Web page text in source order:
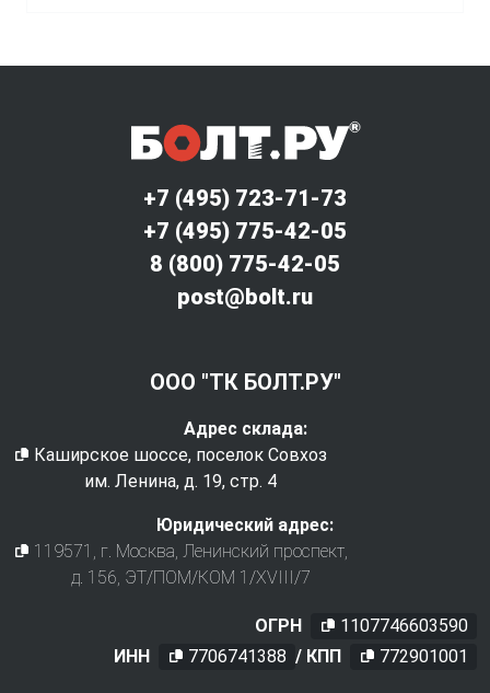
+7 (495) 723-71-73
+7 (495) 775-42-05
8 (800) 775-42-05
post@bolt.ru
ООО "ТК БОЛТ.РУ"
Адрес склада:
Каширское шоссе, поселок Совхоз
им. Ленина, д. 19, стр. 4
Юридический адрес:
119571
, г. Москва Ленинский проспект,
д. 156, ЭТ/ПОМ/КОМ 1/XVIII/7
ОГРН
1107746603590
ИНН
7706741388 / КПП 772901001